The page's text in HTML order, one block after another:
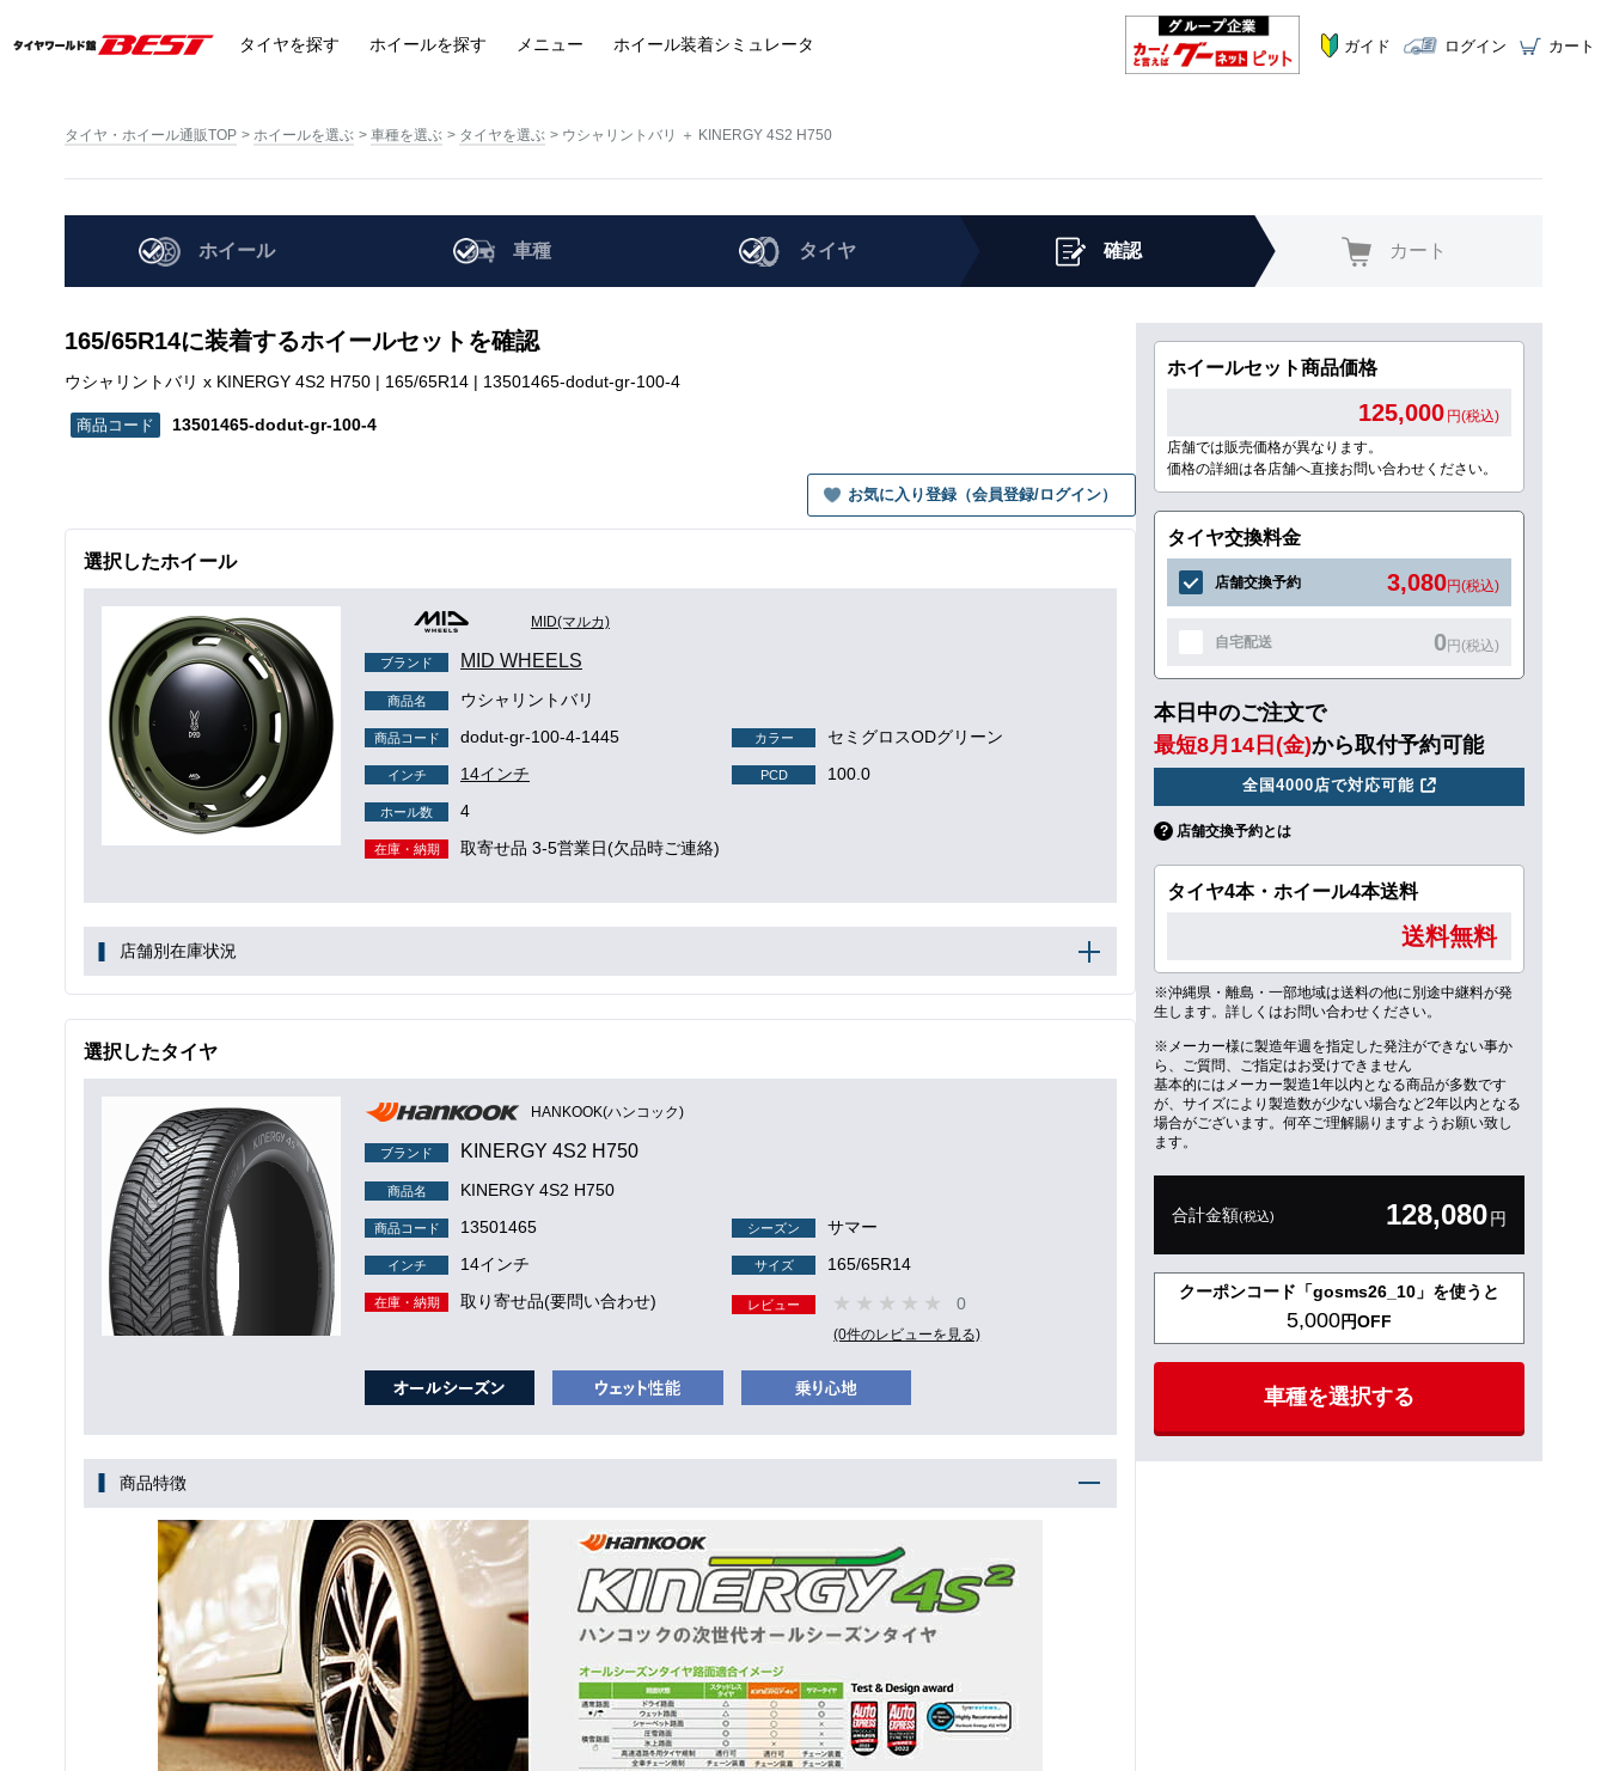
タイヤを探す ホイールを探す メニュー ホイール装着シミュレータ ガイド ログイン カート
タイヤ・ホイール通販TOP ホイールを選ぶ 車種を選ぶ タイヤを選ぶ ウシャリントバリ ＋ KINERGY 4S2 H750
ホイール 車種 タイヤ 確認 カート
165/65R14に装着するホイールセットを確認
ウシャリントバリ x KINERGY 4S2 H750 | 165/65R14 | 13501465-dodut-gr-100-4
13501465-dodut-gr-100-4
お気に入り登録（会員登録/ログイン）
選択したホイール
MID(マルカ)
ブランド MID WHEELS
商品名 ウシャリントバリ
商品コード dodut-gr-100-4-1445 カラー セミグロスODグリーン
インチ 14インチ PCD 100.0
ホール数 4
在庫・納期 取寄せ品 3-5営業日(欠品時ご連絡)
店舗別在庫状況
選択したタイヤ
HANKOOK(ハンコック)
ブランド KINERGY 4S2 H750
商品名 KINERGY 4S2 H750
商品コード 13501465 シーズン サマー
インチ 14インチ サイズ 165/65R14
在庫・納期 取り寄せ品(要問い合わせ) レビュー 0
(0件のレビューを見る)
商品特徴
ホイールセット商品価格
125,000 円(税込)
店舗では販売価格が異なります。
価格の詳細は各店舗へ直接お問い合わせください。
タイヤ交換料金
店舗交換予約 3,080円(税込)
自宅配送 0円(税込)
本日中のご注文で
最短8月14日(金)から取付予約可能
全国4000店で対応可能
店舗交換予約とは
タイヤ4本・ホイール4本送料
送料無料
※沖縄県・離島・一部地域は送料の他に別途中継料が発
生します。詳しくはお問い合わせください。
※メーカー様に製造年週を指定した発注ができない事か
ら、ご質問、ご指定はお受けできません
基本的にはメーカー製造1年以内となる商品が多数です
が、サイズにより製造数が少ない場合など2年以内となる
場合がございます。何卒ご理解賜りますようお願い致し
ます。
合計金額(税込) 128,080円
クーポンコード「gosms26_10」を使うと
5,000円OFF
車種を選択する